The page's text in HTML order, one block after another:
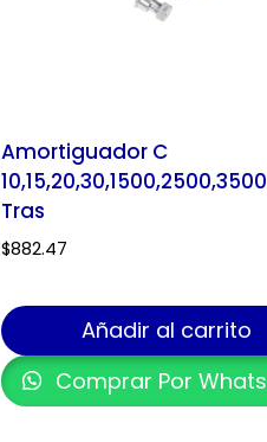
Amortiguador C
Tras
$882.47
Añadir al carrito
Comprar Por